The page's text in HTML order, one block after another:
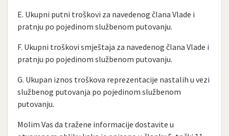
E. Ukupni putni troškovi za navedenog člana Vlade i
pratnju po pojedinom službenom putovanju.
F. Ukupni troškovi smještaja za navedenog člana Vlade i
pratnju po pojedinom službenom putovanju.
G. Ukupan iznos troškova reprezentacije nastalih u vezi
službenog putovanja po pojedinom službenom
putovanju.
Molim Vas da tražene informacije dostavite u